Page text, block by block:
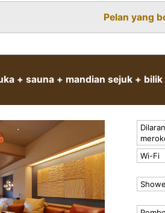
yang
teliti.
Pelan yang
+ sauna + mandian sejuk +
Wi-Fi